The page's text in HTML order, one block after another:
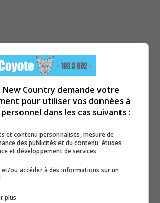
New Country demande votre
pour utiliser vos données à
dans les cas suivants :
et contenu personnalisés, mesure de
des publicités et du contenu, études
et développement de services
ou accéder à des informations sur un
plus